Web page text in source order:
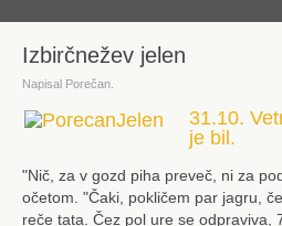
Izbirčnežev jelen
Napisal Porečan.
31.10.
je bil.
"Nič, za v gozd piha preveč, ni za
očetom. "Čaki, pokličem par jagru,
reče tata. Čez pol ure se odpraviva,